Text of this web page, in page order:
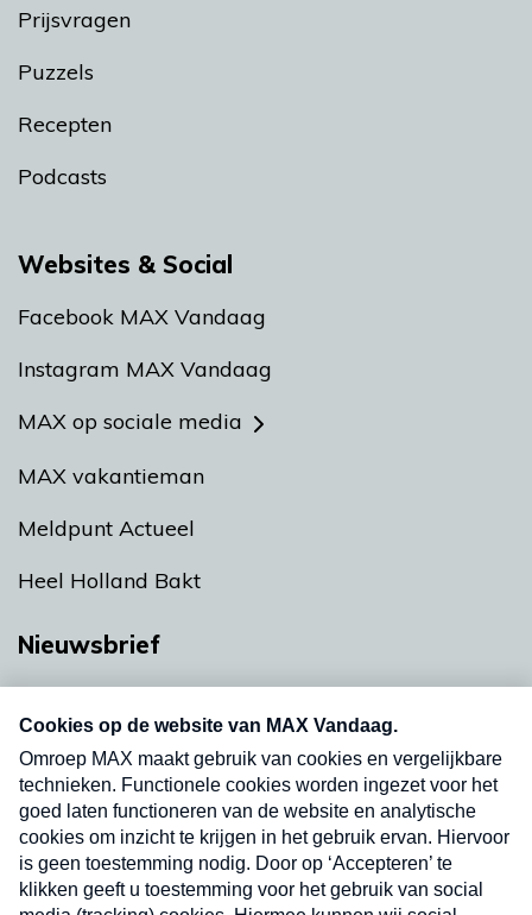
Prijsvragen
Puzzels
Recepten
Podcasts
Websites & Social
Facebook MAX Vandaag
Instagram MAX Vandaag
MAX op sociale media
MAX vakantieman
Meldpunt Actueel
Heel Holland Bakt
Nieuwsbrief
nieuwsbrief. Elke vrijdag- en dinsdagochtend in
uw mailbox.
Verzend